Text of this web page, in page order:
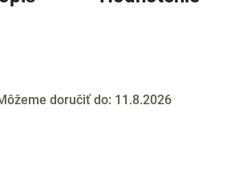
doručiť do: 11.8.2026